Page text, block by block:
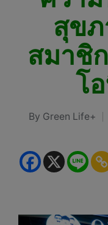
สุข
สมาชิ
โ
Posted
By Green Life+